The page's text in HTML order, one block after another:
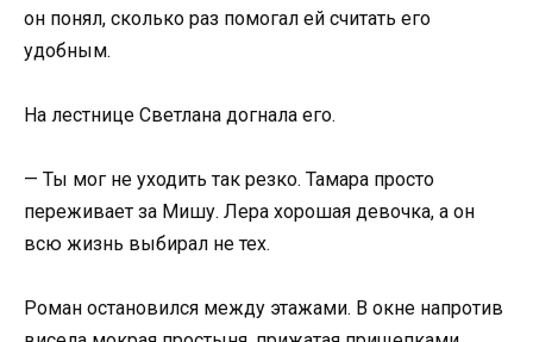
он понял, сколько раз помогал ей считать его
удобным.
На лестнице Светлана догнала его.
— Ты мог не уходить так резко. Тамара просто
переживает за Мишу. Лера хорошая девочка, а он
всю жизнь выбирал не тех.
Роман остановился между этажами. В окне напротив